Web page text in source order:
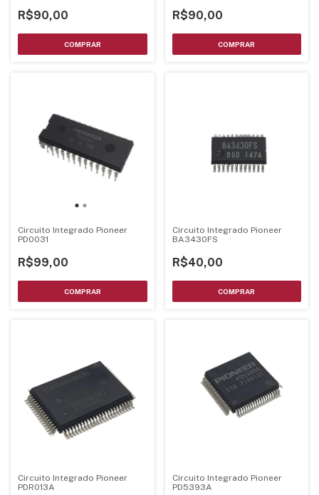
R$90,00 R$90,00
Circuito Integrado Pioneer
PD0031
R$99,00
Circuito Integrado Pioneer
BA3430FS
R$40,00
Circuito Integrado Pioneer
PDR013A
Circuito Integrado Pioneer
PD5393A